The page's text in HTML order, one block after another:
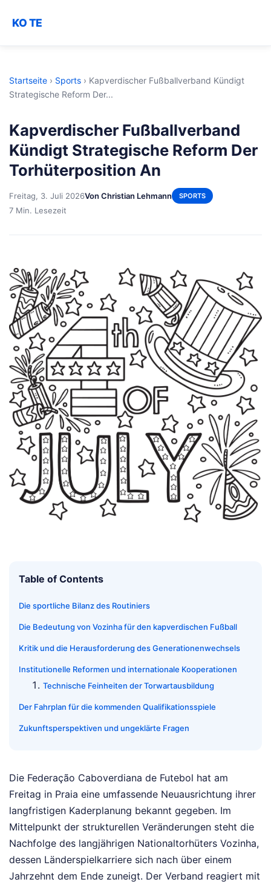
KO TE
Startseite › Sports › Kapverdischer Fußballverband Kündigt
Strategische Reform Der...
Kapverdischer Fußballverband
Kündigt Strategische Reform Der
Torhüterposition An
Freitag, 3. Juli 2026Von Christian Lehmann SPORTS
7 Min. Lesezeit
Table of Contents
Die sportliche Bilanz des Routiniers
Die Bedeutung von Vozinha für den kapverdischen Fußball
Kritik und die Herausforderung des Generationenwechsels
Institutionelle Reformen und internationale Kooperationen
Technische Feinheiten der Torwartausbildung
Der Fahrplan für die kommenden Qualifikationsspiele
Zukunftsperspektiven und ungeklärte Fragen
Die Federação Caboverdiana de Futebol hat am
Freitag in Praia eine umfassende Neuausrichtung ihrer
langfristigen Kaderplanung bekannt gegeben. Im
Mittelpunkt der strukturellen Veränderungen steht die
Nachfolge des langjährigen Nationaltorhüters Vozinha,
dessen Länderspielkarriere sich nach über einem
Jahrzehnt dem Ende zuneigt. Der Verband reagiert mit